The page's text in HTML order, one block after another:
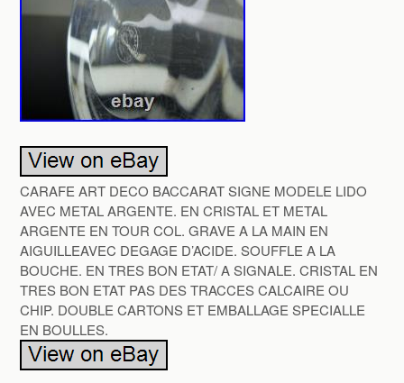
CARAFE ART DECO BACCARAT SIGNE MODELE LIDO
AVEC METAL ARGENTE. EN CRISTAL ET METAL
ARGENTE EN TOUR COL. GRAVE A LA MAIN EN
AIGUILLEAVEC DEGAGE D’ACIDE. SOUFFLE A LA
BOUCHE. EN TRES BON ETAT/ A SIGNALE. CRISTAL EN
TRES BON ETAT PAS DES TRACCES CALCAIRE OU
CHIP. DOUBLE CARTONS ET EMBALLAGE SPECIALLE
EN BOULLES.